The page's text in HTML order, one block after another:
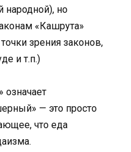
народной), но
«Кашрута»
зрения законов,
и т.п.)
означает
— это просто
что еда